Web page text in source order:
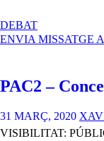
DEBATA
PAC2
ENVIA MISSATGE
PAC2 –
31 MARÇ, 2020
VISIBILITAT: